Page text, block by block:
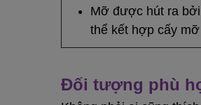
Mỡ được hút ra
thể kết hợp cấy
Đối tượng phù